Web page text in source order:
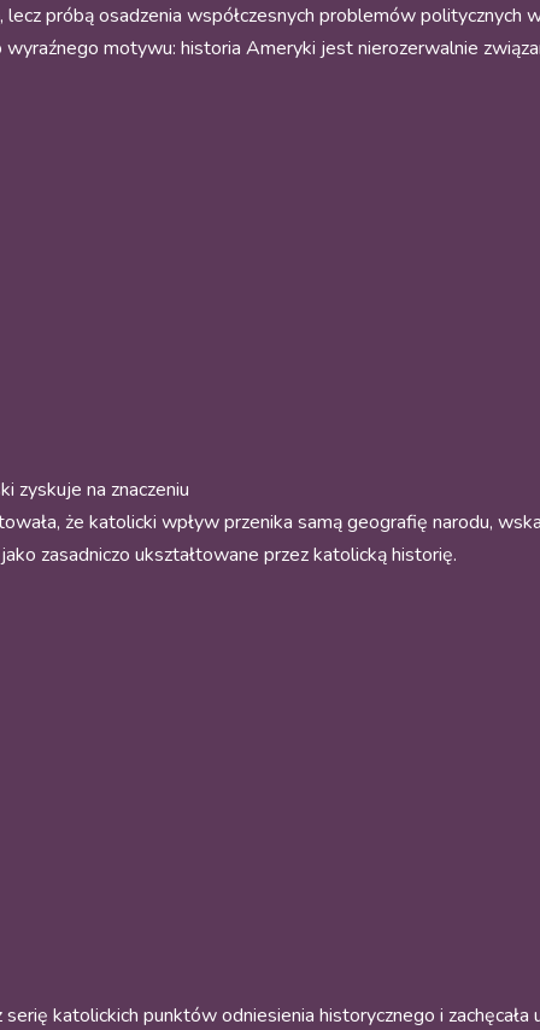
próbą osadzenia współczesnych problemów politycznych
motywu: historia Ameryki jest nierozerwalnie
zyskuje na znaczeniu
że katolicki wpływ przenika samą geografię narodu,
zasadniczo ukształtowane przez katolicką historię.
katolickich punktów odniesienia historycznego i